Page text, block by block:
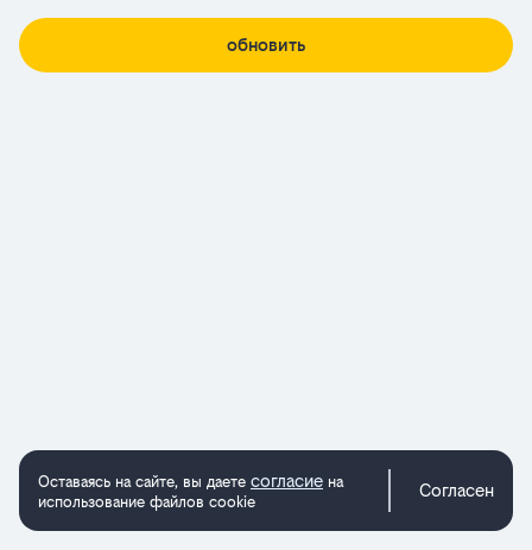
обновить
Оставаясь на сайте, вы даете согласие на
использование файлов cookie
Согласен